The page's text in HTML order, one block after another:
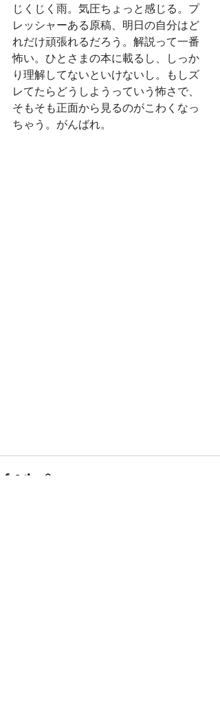
じくじく雨。気圧ちょっと感じる。プ
レッシャーある原稿、明日の自分はど
れだけ頑張れるだろう。解説って一番
怖い。ひとさまの本に載るし、しっか
り理解してないといけないし。もしズ
レてたらどうしようっていう怖さで、
そもそも正面から見るのがこわくなっ
ちゃう。がんばれ。